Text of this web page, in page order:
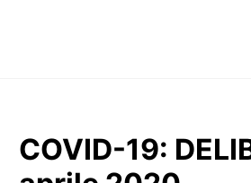
COVID-19: